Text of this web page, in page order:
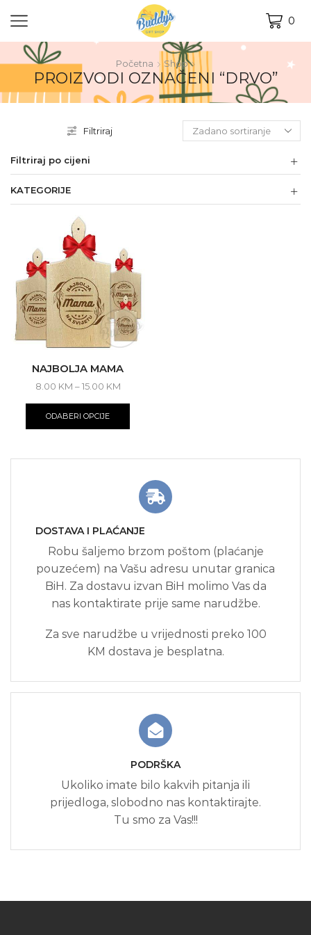
0
Početna Shop
PROIZVODI OZNAČENI “DRVO”
Filtriraj
Filtriraj po cijeni
KATEGORIJE
NAJBOLJA MAMA
8.00 KM – 15.00 KMPrice
ODABERI OPCIJE
options
may
be
on
the
product
page
DOSTAVA I PLAĆANJE
Robu šaljemo brzom poštom (plaćanje
pouzećem) na Vašu adresu unutar granica
BiH. Za dostavu izvan BiH molimo Vas da
nas kontaktirate prije same narudžbe.
Za sve narudžbe u vrijednosti preko 100
KM dostava je besplatna.
PODRŠKA
Ukoliko imate bilo kakvih pitanja ili
prijedloga, slobodno nas kontaktirajte.
Tu smo za Vas!!!